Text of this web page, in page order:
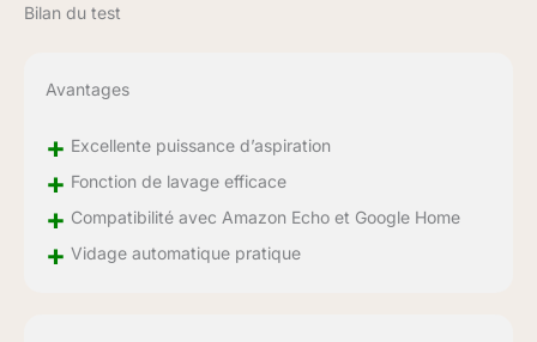
Bilan du test
Avantages
+ Excellente puissance d’aspiration
+ Fonction de lavage efficace
+ Compatibilité avec Amazon Echo et Google Home
+ Vidage automatique pratique